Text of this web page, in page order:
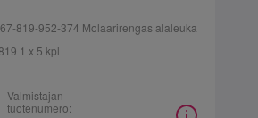
819-952-374 Molaarirengas alaleuka
1 x 5 kpl
Valmistajan
tuotenumero: